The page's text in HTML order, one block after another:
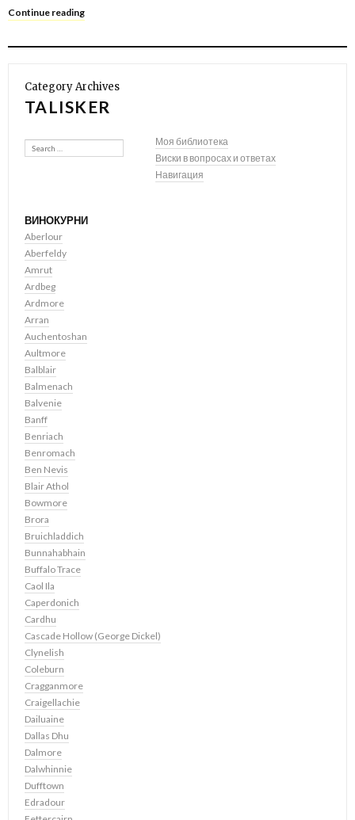
Continue reading
Category Archives
TALISKER
Search
Моя библиотека
Виски в вопросах и ответах
Навигация
ВИНОКУРНИ
Aberlour
Aberfeldy
Amrut
Ardbeg
Ardmore
Arran
Auchentoshan
Aultmore
Balblair
Balmenach
Balvenie
Banff
Benriach
Benromach
Ben Nevis
Blair Athol
Bowmore
Brora
Bruichladdich
Bunnahabhain
Buffalo Trace
Caol Ila
Caperdonich
Cardhu
Cascade Hollow (George Dickel)
Clynelish
Coleburn
Cragganmore
Craigellachie
Dailuaine
Dallas Dhu
Dalmore
Dalwhinnie
Dufftown
Edradour